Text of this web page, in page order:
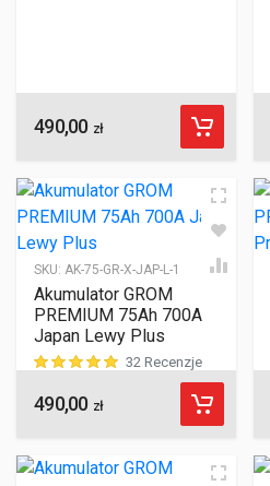
490,00 zł
SKU: AK-75-GR-X-JAP-L-1
Akumulator GROM
PREMIUM 75Ah 700A
Japan Lewy Plus
ocen klientów
32 Recenzje
490,00 zł